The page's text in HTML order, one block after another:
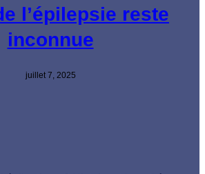
l’épilepsie reste
inconnue
juillet 7, 2025